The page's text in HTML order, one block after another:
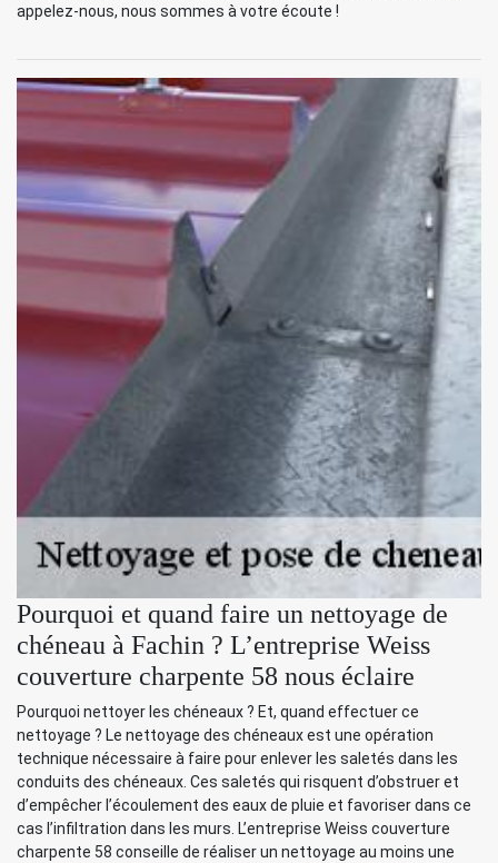
appelez-nous, nous sommes à votre écoute !
Pourquoi et quand faire un nettoyage de
chéneau à Fachin ? L’entreprise Weiss
couverture charpente 58 nous éclaire
Pourquoi nettoyer les chéneaux ? Et, quand effectuer ce
nettoyage ? Le nettoyage des chéneaux est une opération
technique nécessaire à faire pour enlever les saletés dans les
conduits des chéneaux. Ces saletés qui risquent d’obstruer et
d’empêcher l’écoulement des eaux de pluie et favoriser dans ce
cas l’infiltration dans les murs. L’entreprise Weiss couverture
charpente 58 conseille de réaliser un nettoyage au moins une